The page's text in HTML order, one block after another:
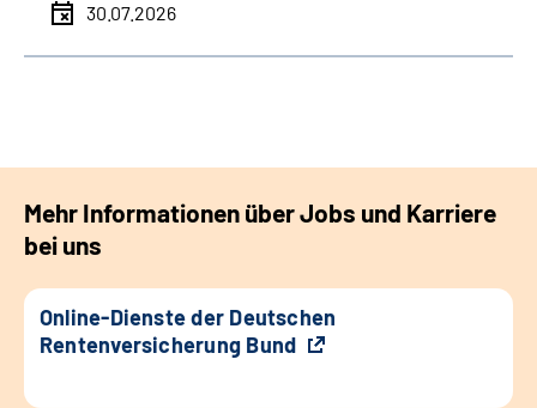
30.07.2026
Mehr Informationen über Jobs und Karriere
bei uns
Online-Dienste der Deutschen
Rentenversicherung Bund